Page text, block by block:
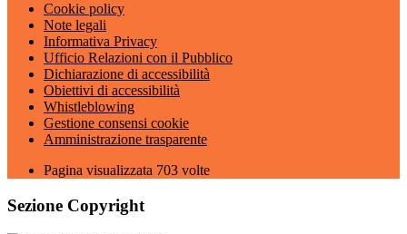
Cookie policy
Note legali
Informativa Privacy
Ufficio Relazioni con il Pubblico
Dichiarazione di accessibilità
Obiettivi di accessibilità
Whistleblowing
Gestione consensi cookie
Amministrazione trasparente
Pagina visualizzata 703 volte
Sezione Copyright